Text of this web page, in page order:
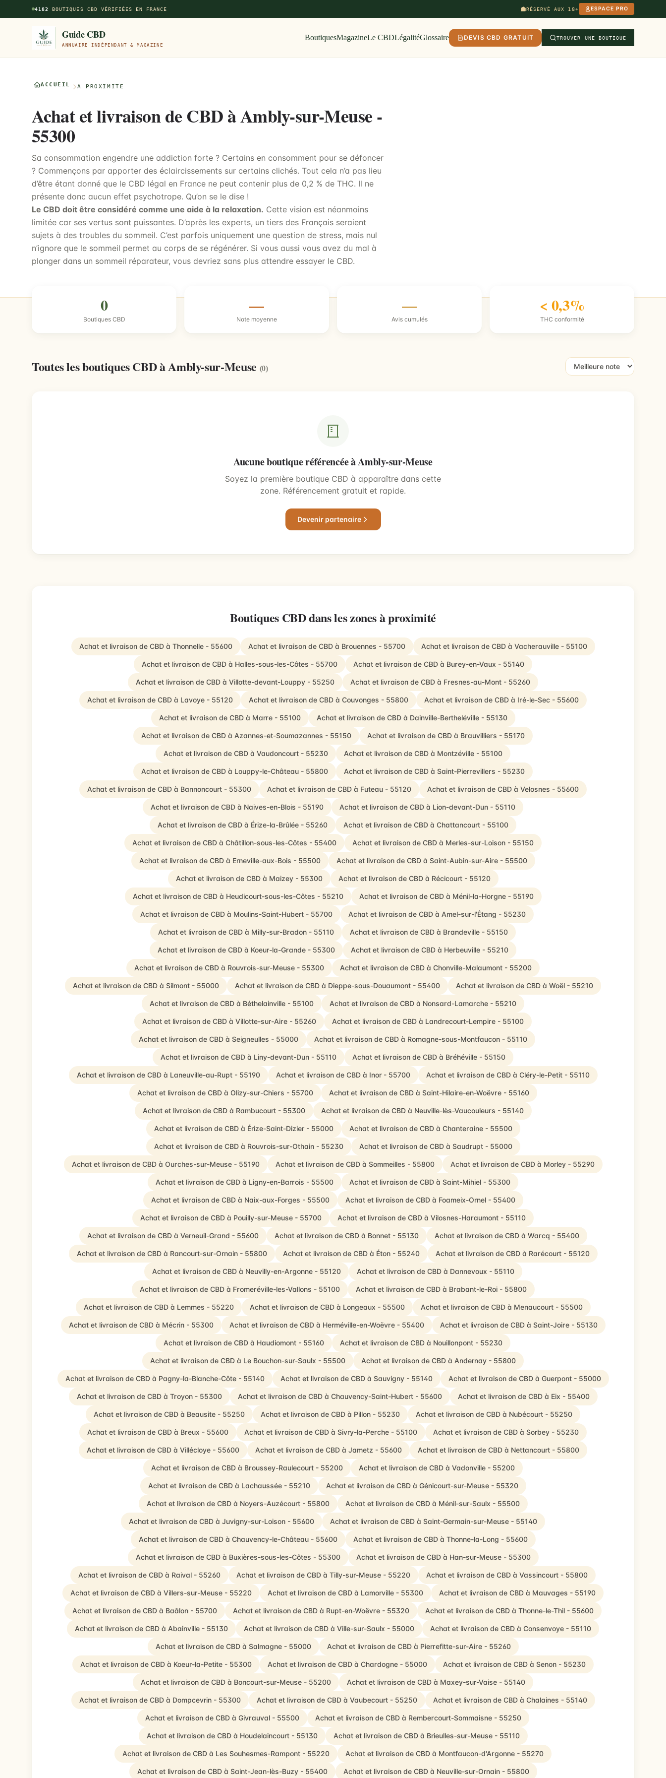
Aller au contenu principal
4182 BOUTIQUES CBD VÉRIFIÉES EN FRANCE RÉSERVÉ AUX 18+ ESPACE PRO
Guide CBD
ANNUAIRE INDÉPENDANT & MAGAZINE
BoutiquesMagazineLe CBDLégalitéGlossaire DEVIS CBD GRATUIT TROUVER UNE BOUTIQUE
ACCUEIL À PROXIMITÉ
Achat et livraison de CBD à Ambly-sur-Meuse -
55300
Sa consommation engendre une addiction forte ? Certains en consomment pour se défoncer
? Commençons par apporter des éclaircissements sur certains clichés. Tout cela n’a pas lieu
d’être étant donné que le CBD légal en France ne peut contenir plus de 0,2 % de THC. Il ne
présente donc aucun effet psychotrope. Qu’on se le dise !
Le CBD doit être considéré comme une aide à la relaxation. Cette vision est néanmoins
limitée car ses vertus sont puissantes. D’après les experts, un tiers des Français seraient
sujets à des troubles du sommeil. C’est parfois uniquement une question de stress, mais nul
n’ignore que le sommeil permet au corps de se régénérer. Si vous aussi vous avez du mal à
plonger dans un sommeil réparateur, vous devriez sans plus attendre essayer le CBD.
0
Boutiques CBD
—
Note moyenne
—
Avis cumulés
< 0,3%
THC conformité
Toutes les boutiques CBD à Ambly-sur-Meuse (0)
Aucune boutique référencée à Ambly-sur-Meuse
Soyez la première boutique CBD à apparaître dans cette
zone. Référencement gratuit et rapide.
Devenir partenaire
Boutiques CBD dans les zones à proximité
Achat et livraison de CBD à Thonnelle - 55600 Achat et livraison de CBD à Brouennes - 55700 Achat et livraison de CBD à Vacherauville - 55100
Achat et livraison de CBD à Halles-sous-les-Côtes - 55700 Achat et livraison de CBD à Burey-en-Vaux - 55140
Achat et livraison de CBD à Villotte-devant-Louppy - 55250 Achat et livraison de CBD à Fresnes-au-Mont - 55260
Achat et livraison de CBD à Lavoye - 55120 Achat et livraison de CBD à Couvonges - 55800 Achat et livraison de CBD à Iré-le-Sec - 55600
Achat et livraison de CBD à Marre - 55100 Achat et livraison de CBD à Dainville-Bertheléville - 55130
Achat et livraison de CBD à Azannes-et-Soumazannes - 55150 Achat et livraison de CBD à Brauvilliers - 55170
Achat et livraison de CBD à Vaudoncourt - 55230 Achat et livraison de CBD à Montzéville - 55100
Achat et livraison de CBD à Louppy-le-Château - 55800 Achat et livraison de CBD à Saint-Pierrevillers - 55230
Achat et livraison de CBD à Bannoncourt - 55300 Achat et livraison de CBD à Futeau - 55120 Achat et livraison de CBD à Velosnes - 55600
Achat et livraison de CBD à Naives-en-Blois - 55190 Achat et livraison de CBD à Lion-devant-Dun - 55110
Achat et livraison de CBD à Érize-la-Brûlée - 55260 Achat et livraison de CBD à Chattancourt - 55100
Achat et livraison de CBD à Châtillon-sous-les-Côtes - 55400 Achat et livraison de CBD à Merles-sur-Loison - 55150
Achat et livraison de CBD à Erneville-aux-Bois - 55500 Achat et livraison de CBD à Saint-Aubin-sur-Aire - 55500
Achat et livraison de CBD à Maizey - 55300 Achat et livraison de CBD à Récicourt - 55120
Achat et livraison de CBD à Heudicourt-sous-les-Côtes - 55210 Achat et livraison de CBD à Ménil-la-Horgne - 55190
Achat et livraison de CBD à Moulins-Saint-Hubert - 55700 Achat et livraison de CBD à Amel-sur-l'Étang - 55230
Achat et livraison de CBD à Milly-sur-Bradon - 55110 Achat et livraison de CBD à Brandeville - 55150
Achat et livraison de CBD à Koeur-la-Grande - 55300 Achat et livraison de CBD à Herbeuville - 55210
Achat et livraison de CBD à Rouvrois-sur-Meuse - 55300 Achat et livraison de CBD à Chonville-Malaumont - 55200
Achat et livraison de CBD à Silmont - 55000 Achat et livraison de CBD à Dieppe-sous-Douaumont - 55400 Achat et livraison de CBD à Woël - 55210
Achat et livraison de CBD à Béthelainville - 55100 Achat et livraison de CBD à Nonsard-Lamarche - 55210
Achat et livraison de CBD à Villotte-sur-Aire - 55260 Achat et livraison de CBD à Landrecourt-Lempire - 55100
Achat et livraison de CBD à Seigneulles - 55000 Achat et livraison de CBD à Romagne-sous-Montfaucon - 55110
Achat et livraison de CBD à Liny-devant-Dun - 55110 Achat et livraison de CBD à Bréhéville - 55150
Achat et livraison de CBD à Laneuville-au-Rupt - 55190 Achat et livraison de CBD à Inor - 55700 Achat et livraison de CBD à Cléry-le-Petit - 55110
Achat et livraison de CBD à Olizy-sur-Chiers - 55700 Achat et livraison de CBD à Saint-Hilaire-en-Woëvre - 55160
Achat et livraison de CBD à Rambucourt - 55300 Achat et livraison de CBD à Neuville-lès-Vaucouleurs - 55140
Achat et livraison de CBD à Érize-Saint-Dizier - 55000 Achat et livraison de CBD à Chanteraine - 55500
Achat et livraison de CBD à Rouvrois-sur-Othain - 55230 Achat et livraison de CBD à Saudrupt - 55000
Achat et livraison de CBD à Ourches-sur-Meuse - 55190 Achat et livraison de CBD à Sommeilles - 55800 Achat et livraison de CBD à Morley - 55290
Achat et livraison de CBD à Ligny-en-Barrois - 55500 Achat et livraison de CBD à Saint-Mihiel - 55300
Achat et livraison de CBD à Naix-aux-Forges - 55500 Achat et livraison de CBD à Foameix-Ornel - 55400
Achat et livraison de CBD à Pouilly-sur-Meuse - 55700 Achat et livraison de CBD à Vilosnes-Haraumont - 55110
Achat et livraison de CBD à Verneuil-Grand - 55600 Achat et livraison de CBD à Bonnet - 55130 Achat et livraison de CBD à Warcq - 55400
Achat et livraison de CBD à Rancourt-sur-Ornain - 55800 Achat et livraison de CBD à Éton - 55240 Achat et livraison de CBD à Rarécourt - 55120
Achat et livraison de CBD à Neuvilly-en-Argonne - 55120 Achat et livraison de CBD à Dannevoux - 55110
Achat et livraison de CBD à Fromeréville-les-Vallons - 55100 Achat et livraison de CBD à Brabant-le-Roi - 55800
Achat et livraison de CBD à Lemmes - 55220 Achat et livraison de CBD à Longeaux - 55500 Achat et livraison de CBD à Menaucourt - 55500
Achat et livraison de CBD à Mécrin - 55300 Achat et livraison de CBD à Herméville-en-Woëvre - 55400 Achat et livraison de CBD à Saint-Joire - 55130
Achat et livraison de CBD à Haudiomont - 55160 Achat et livraison de CBD à Nouillonpont - 55230
Achat et livraison de CBD à Le Bouchon-sur-Saulx - 55500 Achat et livraison de CBD à Andernay - 55800
Achat et livraison de CBD à Pagny-la-Blanche-Côte - 55140 Achat et livraison de CBD à Sauvigny - 55140 Achat et livraison de CBD à Guerpont - 55000
Achat et livraison de CBD à Troyon - 55300 Achat et livraison de CBD à Chauvency-Saint-Hubert - 55600 Achat et livraison de CBD à Eix - 55400
Achat et livraison de CBD à Beausite - 55250 Achat et livraison de CBD à Pillon - 55230 Achat et livraison de CBD à Nubécourt - 55250
Achat et livraison de CBD à Breux - 55600 Achat et livraison de CBD à Sivry-la-Perche - 55100 Achat et livraison de CBD à Sorbey - 55230
Achat et livraison de CBD à Villécloye - 55600 Achat et livraison de CBD à Jametz - 55600 Achat et livraison de CBD à Nettancourt - 55800
Achat et livraison de CBD à Broussey-Raulecourt - 55200 Achat et livraison de CBD à Vadonville - 55200
Achat et livraison de CBD à Lachaussée - 55210 Achat et livraison de CBD à Génicourt-sur-Meuse - 55320
Achat et livraison de CBD à Noyers-Auzécourt - 55800 Achat et livraison de CBD à Ménil-sur-Saulx - 55500
Achat et livraison de CBD à Juvigny-sur-Loison - 55600 Achat et livraison de CBD à Saint-Germain-sur-Meuse - 55140
Achat et livraison de CBD à Chauvency-le-Château - 55600 Achat et livraison de CBD à Thonne-la-Long - 55600
Achat et livraison de CBD à Buxières-sous-les-Côtes - 55300 Achat et livraison de CBD à Han-sur-Meuse - 55300
Achat et livraison de CBD à Raival - 55260 Achat et livraison de CBD à Tilly-sur-Meuse - 55220 Achat et livraison de CBD à Vassincourt - 55800
Achat et livraison de CBD à Villers-sur-Meuse - 55220 Achat et livraison de CBD à Lamorville - 55300 Achat et livraison de CBD à Mauvages - 55190
Achat et livraison de CBD à Baâlon - 55700 Achat et livraison de CBD à Rupt-en-Woëvre - 55320 Achat et livraison de CBD à Thonne-le-Thil - 55600
Achat et livraison de CBD à Abainville - 55130 Achat et livraison de CBD à Ville-sur-Saulx - 55000 Achat et livraison de CBD à Consenvoye - 55110
Achat et livraison de CBD à Salmagne - 55000 Achat et livraison de CBD à Pierrefitte-sur-Aire - 55260
Achat et livraison de CBD à Koeur-la-Petite - 55300 Achat et livraison de CBD à Chardogne - 55000 Achat et livraison de CBD à Senon - 55230
Achat et livraison de CBD à Boncourt-sur-Meuse - 55200 Achat et livraison de CBD à Maxey-sur-Vaise - 55140
Achat et livraison de CBD à Dompcevrin - 55300 Achat et livraison de CBD à Vaubecourt - 55250 Achat et livraison de CBD à Chalaines - 55140
Achat et livraison de CBD à Givrauval - 55500 Achat et livraison de CBD à Rembercourt-Sommaisne - 55250
Achat et livraison de CBD à Houdelaincourt - 55130 Achat et livraison de CBD à Brieulles-sur-Meuse - 55110
Achat et livraison de CBD à Les Souhesmes-Rampont - 55220 Achat et livraison de CBD à Montfaucon-d'Argonne - 55270
Achat et livraison de CBD à Saint-Jean-lès-Buzy - 55400 Achat et livraison de CBD à Neuville-sur-Ornain - 55800